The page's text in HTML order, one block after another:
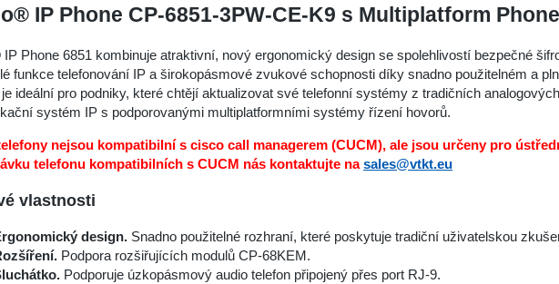
IP Phone CP-6851-3PW-CE-K9 s Multiplatform
Phone 6851 kombinuje atraktivní, nový ergonomický design se spolehlivostí bezpečné
funkce telefonování IP a širokopásmové zvukové schopnosti díky snadno použitelném a
je ideální pro podniky, které chtějí aktualizovat své telefonní systémy z tradičních
systém IP s podporovanými multiplatformními systémy řízení hovorů.
nejsou kompatibilní s cisco call managerem (CUCM), ale jsou určeny pro
telefonu kompatibilních s CUCM nás kontaktujte nasales@vtkt.eu
vlastnosti
design. Snadno použitelné rozhraní, které poskytuje tradiční uživatelskou
Podpora rozšiřujících modulů CP-68KEM.
Podporuje úzkopásmový audio telefon připojený přes port RJ-9.